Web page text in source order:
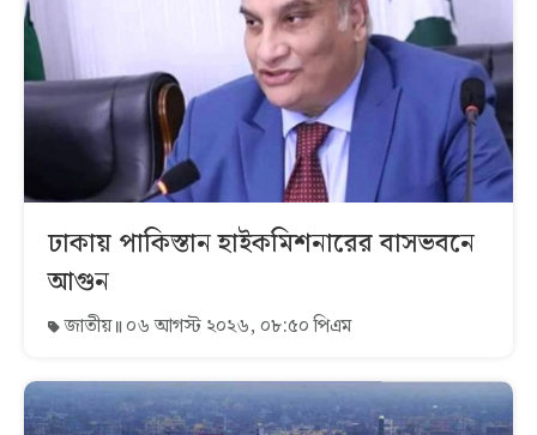
ঢাকায় পাকিস্তান হাইকমিশনারের বাসভবনে
আগুন
জাতীয় ০৬ আগস্ট ২০২৬, ০৮:৫০ পিএম